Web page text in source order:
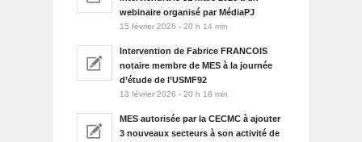
webinaire organisé par MédiaPJ
15 février 2026 - 20 h 14 min
Intervention de Fabrice FRANCOIS
notaire membre de MES à la journée
d’étude de l’USMF92
13 février 2026 - 20 h 18 min
MES autorisée par la CECMC à ajouter
3 nouveaux secteurs à son activité de